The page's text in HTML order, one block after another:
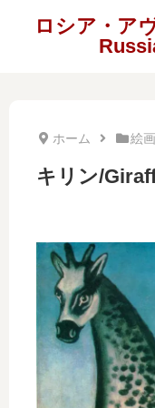
ロシア・ア
ホーム 絵
キリン/